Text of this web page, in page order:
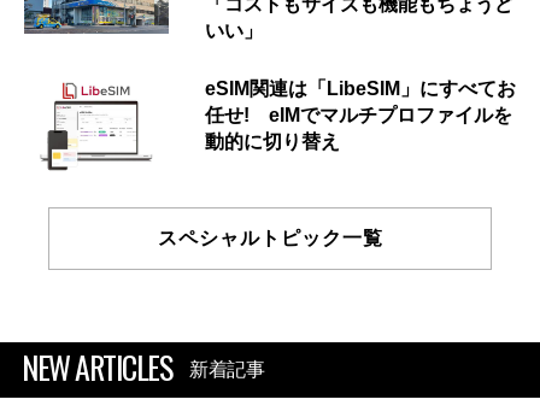
いい」
eSIM関連は「LibeSIM」にすべてお
任せ! eIMでマルチプロファイルを
動的に切り替え
スペシャルトピック一覧
NEW ARTICLES 新着記事